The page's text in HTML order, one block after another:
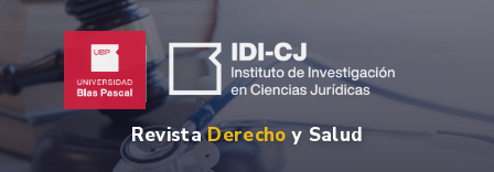
RevistaDerecho y Salud